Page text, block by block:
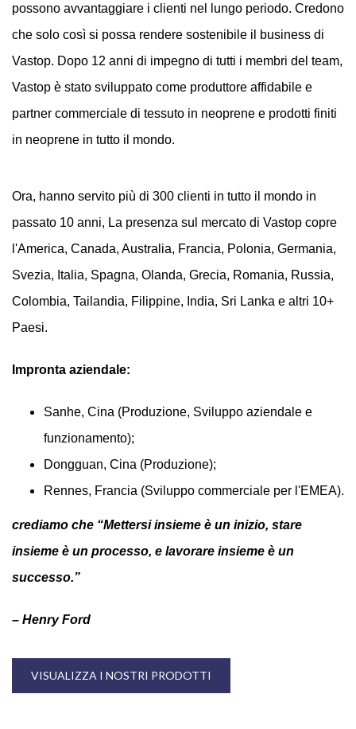
Il tuo nome (necessario)
possono avvantaggiare i clienti nel lungo periodo. Credono
che solo così si possa rendere sostenibile il business di
Vastop. Dopo 12 anni di impegno di tutti i membri del team,
Vastop è stato sviluppato come produttore affidabile e
partner commerciale di tessuto in neoprene e prodotti finiti
in neoprene in tutto il mondo.
Ora, hanno servito più di 300 clienti in tutto il mondo in
passato 10 anni, La presenza sul mercato di Vastop copre
l'America, Canada, Australia, Francia, Polonia, Germania,
Svezia, Italia, Spagna, Olanda, Grecia, Romania, Russia,
Colombia, Tailandia, Filippine, India, Sri Lanka e altri 10+
Paesi.
Impronta aziendale:
Sanhe, Cina (Produzione, Sviluppo aziendale e
funzionamento);
Dongguan, Cina (Produzione);
Rennes, Francia (Sviluppo commerciale per l'EMEA).
crediamo che “Mettersi insieme è un inizio, stare
insieme è un processo, e lavorare insieme è un
successo.”
– Henry Ford
VISUALIZZA I NOSTRI PRODOTTI